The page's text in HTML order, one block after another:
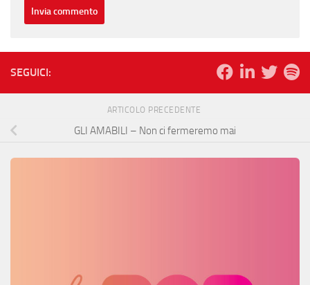
SEGUICI:
ARTICOLO PRECEDENTE
GLI AMABILI – Non ci fermeremo mai